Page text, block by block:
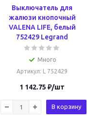
Выключатель для
жалюзи кнопочный
VALENA LIFE, белый
752429 Legrand
Много
Артикул: L 752429
1 142.75 ₽/шт
В корзину